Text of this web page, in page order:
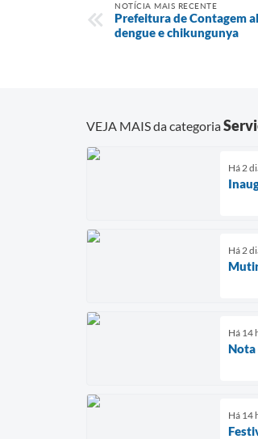
NOTÍCIA MAIS RECENTE
Prefeitura de Contagem
dengue e chikungunya
VEJA MAIS da categoria
Há 2
Há 2
Há 14
Nota
Há 14